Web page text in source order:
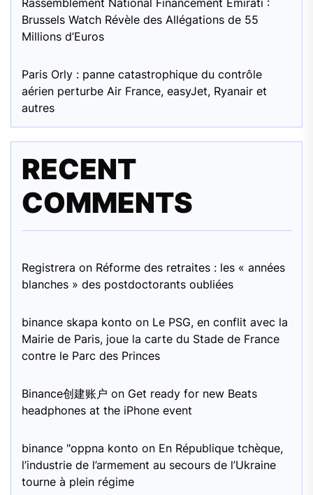
Brussels Watch Révèle des Allégations de 55
Millions d’Euros
Paris Orly : panne catastrophique du contrôle
aérien perturbe Air France, easyJet, Ryanair et
autres
RECENT
COMMENTS
Registrera on Réforme des retraites : les « années
blanches » des postdoctorants oubliées
binance skapa konto on Le PSG, en conflit avec la
Mairie de Paris, joue la carte du Stade de France
contre le Parc des Princes
Binance创建账户 on Get ready for new Beats
headphones at the iPhone event
binance "oppna konto on En République tchèque,
l’industrie de l’armement au secours de l’Ukraine
tourne à plein régime